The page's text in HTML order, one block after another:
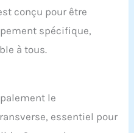
conçu pour être
spécifique,
à tous.
le
essentiel pour